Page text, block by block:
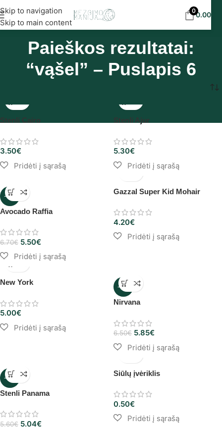
Skip to navigation
Skip to main content
eur!
00.00€
Paieškos rezultatai:
“vąšel” – Puslapis 6
Stenli Cairo
3.50€
Stenli Ajur
5.30€
-18%
Avocado Raffia
6.70€ 5.50€
Gazzal Super Kid Mohair
4.20€
New York
5.00€
-10%
Nirvana
6.50€ 5.85€
-10%
Stenli Panama
5.60€ 5.04€
Siūlų įvėriklis
0.50€